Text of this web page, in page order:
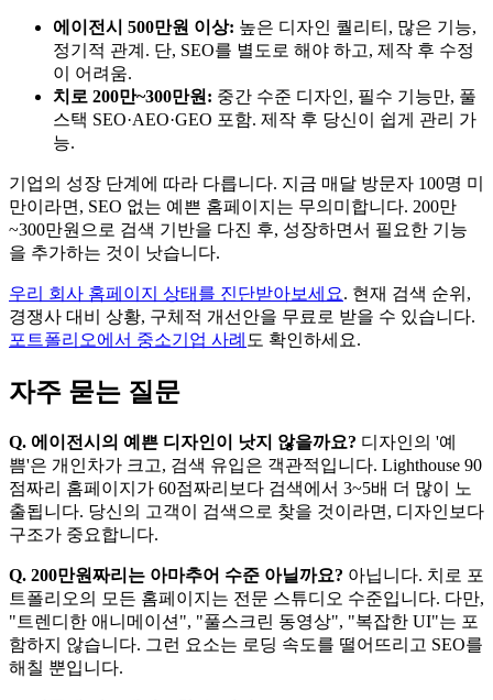
에이전시 500만원 이상: 높은 디자인 퀄리티, 많은 기능,
정기적 관계. 단, SEO를 별도로 해야 하고, 제작 후 수정
이 어려움.
치로 200만~300만원: 중간 수준 디자인, 필수 기능만, 풀
스택 SEO·AEO·GEO 포함. 제작 후 당신이 쉽게 관리 가
능.
기업의 성장 단계에 따라 다릅니다. 지금 매달 방문자 100명 미
만이라면, SEO 없는 예쁜 홈페이지는 무의미합니다. 200만
~300만원으로 검색 기반을 다진 후, 성장하면서 필요한 기능
을 추가하는 것이 낫습니다.
우리 회사 홈페이지 상태를 진단받아보세요. 현재 검색 순위,
경쟁사 대비 상황, 구체적 개선안을 무료로 받을 수 있습니다.
포트폴리오에서 중소기업 사례 도 확인하세요.
자주 묻는 질문
Q. 에이전시의 예쁜 디자인이 낫지 않을까요? 디자인의 '예
쁨'은 개인차가 크고, 검색 유입은 객관적입니다. Lighthouse 90
점짜리 홈페이지가 60점짜리보다 검색에서 3~5배 더 많이 노
출됩니다. 당신의 고객이 검색으로 찾을 것이라면, 디자인보다
구조가 중요합니다.
Q. 200만원짜리는 아마추어 수준 아닐까요? 아닙니다. 치로 포
트폴리오의 모든 홈페이지는 전문 스튜디오 수준입니다. 다만,
"트렌디한 애니메이션", "풀스크린 동영상", "복잡한 UI"는 포
함하지 않습니다. 그런 요소는 로딩 속도를 떨어뜨리고 SEO를
해칠 뿐입니다.